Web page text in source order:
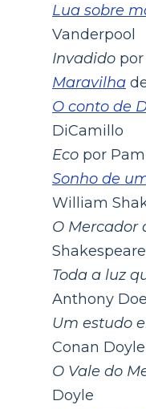
Lua sobre
Vanderpool
Invadido
Maravilha
O conto de
DiCamillo
Eco por
Sonho de
William
O Mercador
Shakespeare
Toda a luz
Anthony
Um estudo
Conan Doyle
O Vale do
Doyle